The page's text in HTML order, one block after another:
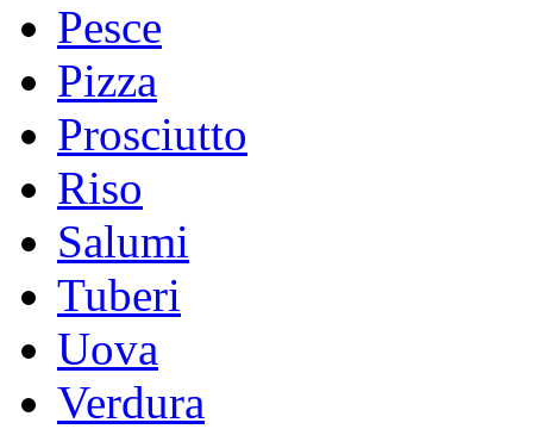
Pesce
Pizza
Prosciutto
Riso
Salumi
Tuberi
Uova
Verdura